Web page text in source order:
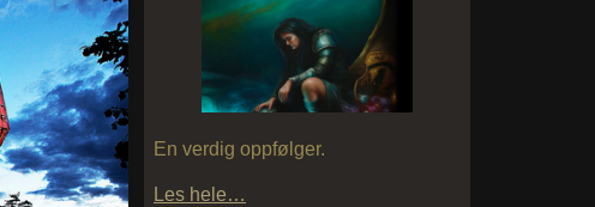
En verdig oppfølger.
Les hele…